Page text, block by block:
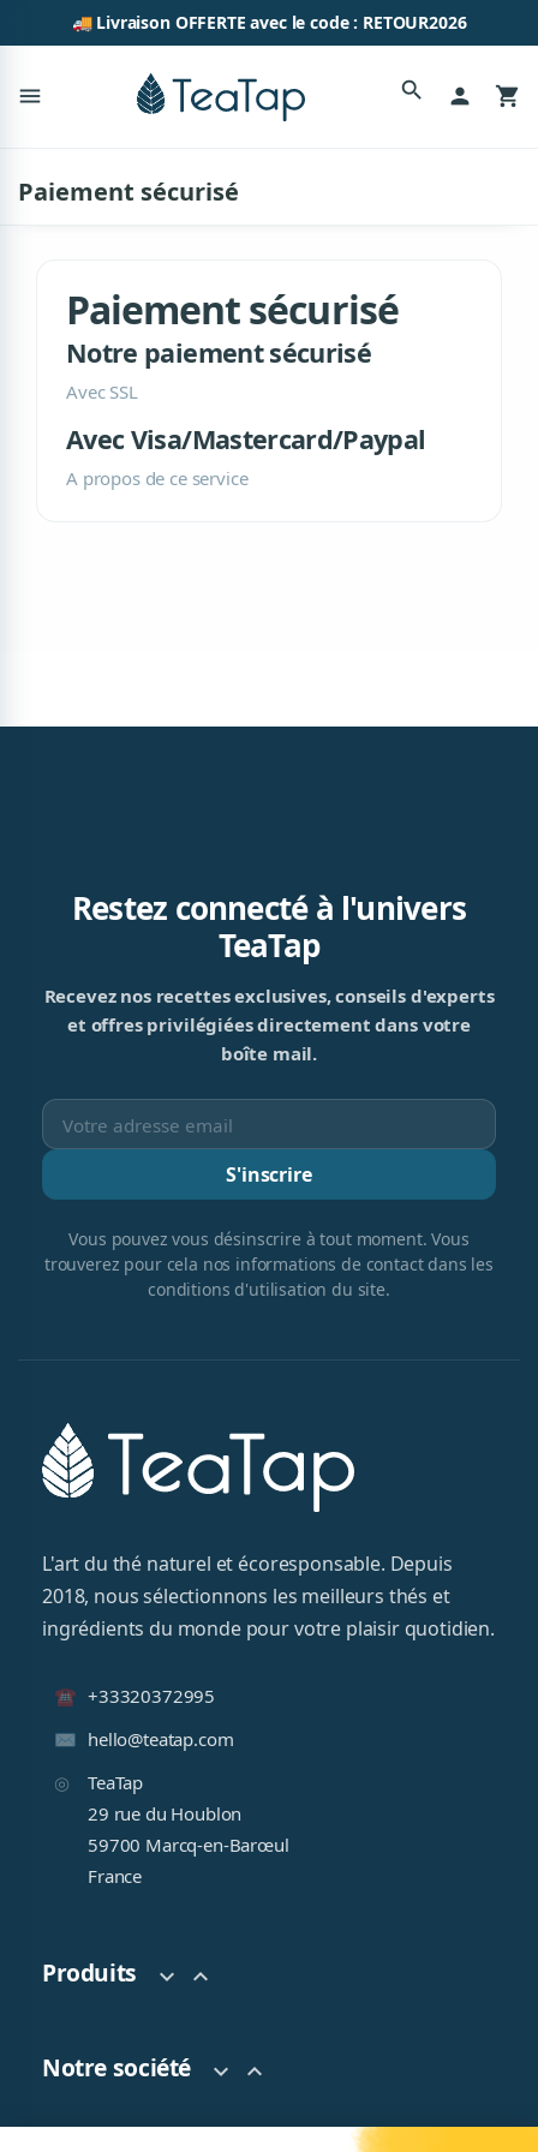
🚚 Livraison OFFERTE avec le code : RETOUR2026
menu search person shopping_cart
Paiement sécurisé
Paiement sécurisé
Notre paiement sécurisé
Avec SSL
Avec Visa/Mastercard/Paypal
A propos de ce service
Restez connecté à l'univers
TeaTap
Recevez nos recettes exclusives, conseils d'experts
et offres privilégiées directement dans votre
boîte mail.
S'inscrire
Vous pouvez vous désinscrire à tout moment. Vous
trouverez pour cela nos informations de contact dans les
conditions d'utilisation du site.
L'art du thé naturel et écoresponsable. Depuis
2018, nous sélectionnons les meilleurs thés et
ingrédients du monde pour votre plaisir quotidien.
+33320372995
hello@teatap.com
TeaTap
29 rue du Houblon
59700 Marcq-en-Barœul
France
Produits  
Notre société  